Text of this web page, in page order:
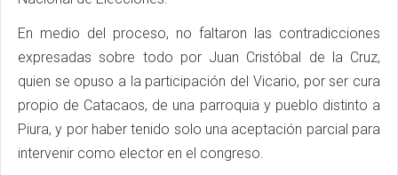
En medio del proceso, no faltaron las contradicciones
expresadas sobre todo por Juan Cristóbal de la Cruz,
quien se opuso a la participación del Vicario, por ser cura
propio de Catacaos, de una parroquia y pueblo distinto a
Piura, y por haber tenido solo una aceptación parcial para
intervenir como elector en el congreso.